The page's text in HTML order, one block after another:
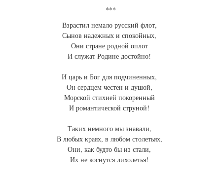
***
Взрастил немало русский флот,
Сынов надежных и спокойных,
Они стране родной оплот
И служат Родине достойно!
И царь и Бог для подчиненных,
Он сердцем честен и душой,
Морской стихией покоренный
И романтической струной!
Таких немного мы знавали,
В любых краях, в любом столетьях,
Они, как будто бы из стали,
Их не коснутся лихолетья!